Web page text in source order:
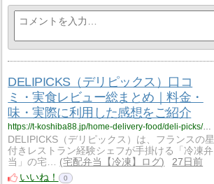
DELIPICKS（デリピックス）口コ
ミ・実食レビュー総まとめ｜料金・
味・実際に利用した感想をご紹介
https://t-koshiba88.jp/home-delivery-food/deli-picks/delipicks-review/
DELIPICKS（デリピックス）は、フランスの星
付きレストラン経験シェフが手掛ける「冷凍弁
当」の宅…
宅配弁当【冷凍】ログ
27日前
いいね！
0